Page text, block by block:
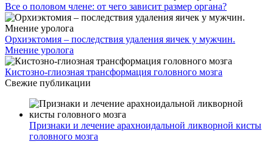
Все о половом члене: от чего зависит размер органа?
Орхиэктомия – последствия удаления яичек у мужчин.
Мнение уролога
Кистозно-глиозная трансформация головного мозга
Свежие публикации
Признаки и лечение арахноидальной ликворной кисты
головного мозга